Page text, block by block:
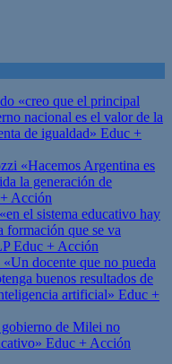
«creo que el principal
nacional es el valor de la
de igualdad» Educ +
«Hacemos Argentina es
la generación de
Acción
el sistema educativo hay
formación que se va
Educ + Acción
docente que no pueda
buenos resultados de
artificial» Educ +
de Milei no
Educ + Acción